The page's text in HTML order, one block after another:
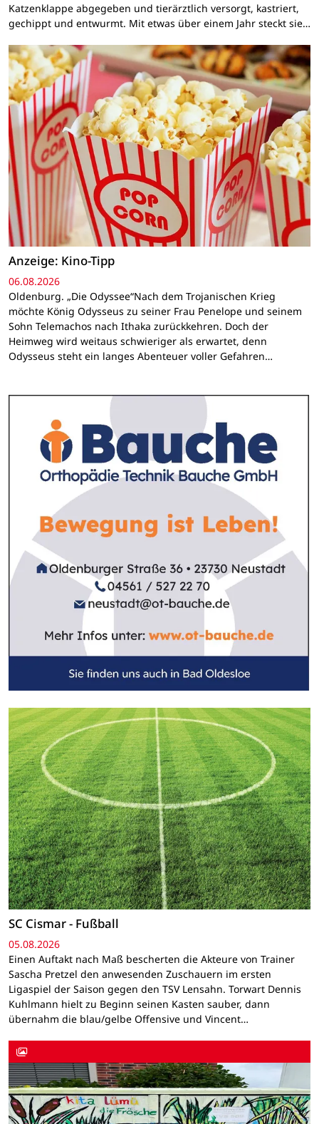
Katzenklappe abgegeben und tierärztlich versorgt, kastriert,
gechippt und entwurmt. Mit etwas über einem Jahr steckt sie…
Anzeige: Kino-Tipp
06.08.2026
Oldenburg. „Die Odyssee“Nach dem Trojanischen Krieg
möchte König Odysseus zu seiner Frau Penelope und seinem
Sohn Telemachos nach Ithaka zurückkehren. Doch der
Heimweg wird weitaus schwieriger als erwartet, denn
Odysseus steht ein langes Abenteuer voller Gefahren…
SC Cismar - Fußball
05.08.2026
Einen Auftakt nach Maß bescherten die Akteure von Trainer
Sascha Pretzel den anwesenden Zuschauern im ersten
Ligaspiel der Saison gegen den TSV Lensahn. Torwart Dennis
Kuhlmann hielt zu Beginn seinen Kasten sauber, dann
übernahm die blau/gelbe Offensive und Vincent…